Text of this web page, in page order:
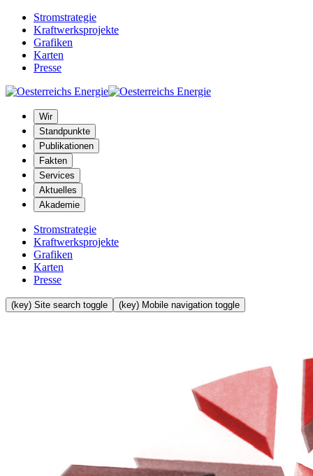
Stromstrategie
Kraftwerksprojekte
Grafiken
Karten
Presse
Wir
Standpunkte
Publikationen
Fakten
Services
Aktuelles
Akademie
Stromstrategie
Kraftwerksprojekte
Grafiken
Karten
Presse
(key) Site search toggle (key) Mobile navigation toggle